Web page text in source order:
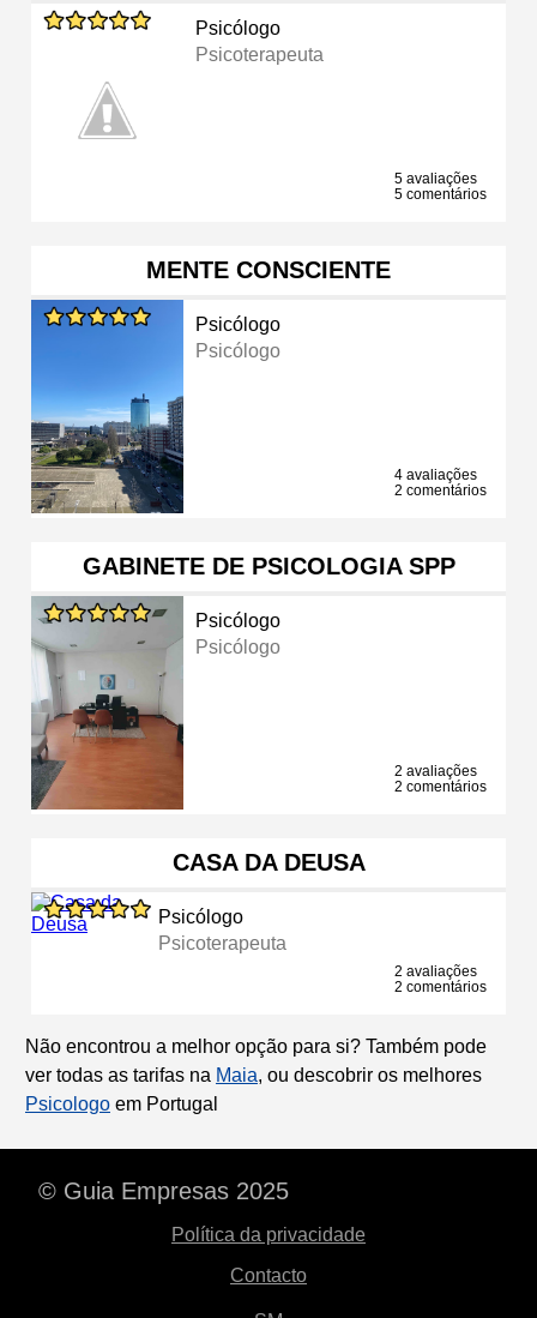
Psicólogo
Psicoterapeuta
5 avaliações
5 comentários
MENTE CONSCIENTE
Psicólogo
Psicólogo
4 avaliações
2 comentários
GABINETE DE PSICOLOGIA SPP
Psicólogo
Psicólogo
2 avaliações
2 comentários
CASA DA DEUSA
Psicólogo
Psicoterapeuta
2 avaliações
2 comentários
Não encontrou a melhor opção para si? Também pode
ver todas as tarifas na Maia, ou descobrir os melhores
Psicologo em Portugal
© Guia Empresas 2025
Política da privacidade
Contacto